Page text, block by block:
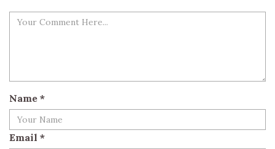
Name *
Email *